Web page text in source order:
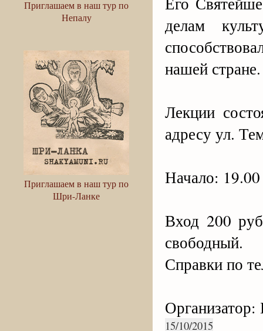
Приглашаем в наш тур по
Непалу
Приглашаем в наш тур по
Шри-Ланке
делам
нашей стране.
Лекции
адресу ул.
Начало: 19.00
Вход 200
свободный.
Справки по
15/10/2015